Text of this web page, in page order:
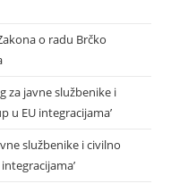
o radu Brčko
za javne službenike i
u EU integracijama’
službenike i civilno